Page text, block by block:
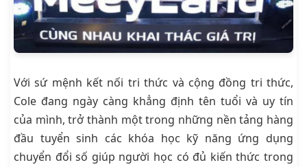
Với sứ mệnh kết nối tri thức và cộng đồng tri thức,
Cole đang ngày càng khẳng định tên tuổi và uy tín
của mình, trở thành một trong những nền tảng hàng
đầu tuyển sinh các khóa học kỹ năng ứng dụng
chuyển đổi số giúp người học có đủ kiến thức trong